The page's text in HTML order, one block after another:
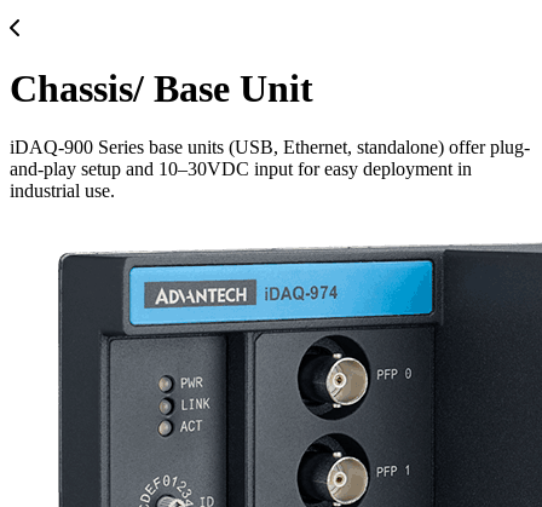
Chassis/ Base Unit
iDAQ-900 Series base units (USB, Ethernet, standalone) offer plug-
and-play setup and 10–30VDC input for easy deployment in
industrial use.